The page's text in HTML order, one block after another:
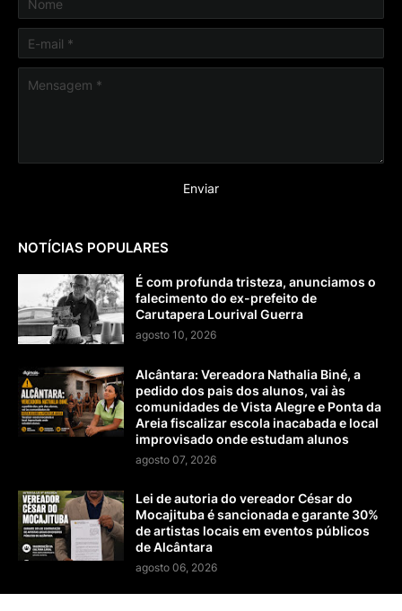
NOTÍCIAS POPULARES
É com profunda tristeza, anunciamos o
falecimento do ex-prefeito de
Carutapera Lourival Guerra
agosto 10, 2026
Alcântara: Vereadora Nathalia Biné, a
pedido dos pais dos alunos, vai às
comunidades de Vista Alegre e Ponta da
Areia fiscalizar escola inacabada e local
improvisado onde estudam alunos
agosto 07, 2026
Lei de autoria do vereador César do
Mocajituba é sancionada e garante 30%
de artistas locais em eventos públicos
de Alcântara
agosto 06, 2026